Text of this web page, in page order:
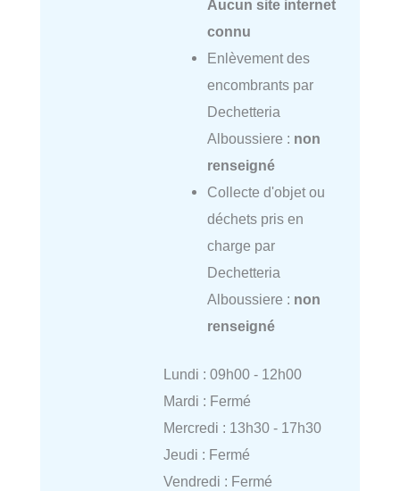
Aucun site internet
connu
Enlèvement des
encombrants par
Dechetteria
Alboussiere : non
renseigné
Collecte d'objet ou
déchets pris en
charge par
Dechetteria
Alboussiere : non
renseigné
Lundi : 09h00 - 12h00
Mardi : Fermé
Mercredi : 13h30 - 17h30
Jeudi : Fermé
Vendredi : Fermé